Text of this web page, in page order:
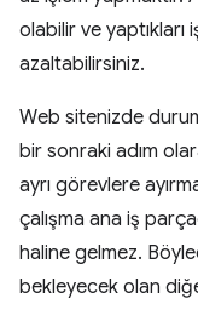
olabilir ve yaptıkları
azaltabilirsiniz.
Web sitenizde
bir sonraki adım
ayrı görevlere
çalışma ana iş
haline gelmez.
bekleyecek olan